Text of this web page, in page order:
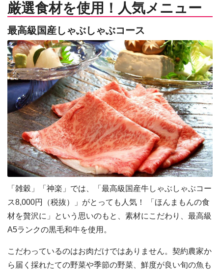
厳選食材を使用！人気メニュー
最高級国産しゃぶしゃぶコース
「雑穀」「神楽」では、「最高級国産牛しゃぶしゃぶコー
ス8,000円（税抜）」がとっても人気！ 「ほんまもんの食
材を贅沢に」という思いのもと、素材にこだわり、最高級
A5ランクの黒毛和牛を使用。
こだわっているのはお肉だけではありません。契約農家か
ら届く採れたての野菜や季節の野菜、鮮度が良い旬の魚も